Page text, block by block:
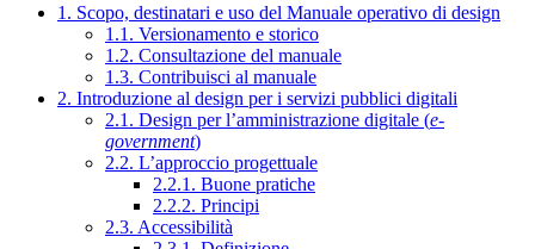
1. Scopo, destinatari e uso del Manuale operativo di design
1.1. Versionamento e storico
1.2. Consultazione del manuale
1.3. Contribuisci al manuale
2. Introduzione al design per i servizi pubblici digitali
2.1. Design per l’amministrazione digitale (e-
government)
2.2. L’approccio progettuale
2.2.1. Buone pratiche
2.2.2. Principi
2.3. Accessibilità